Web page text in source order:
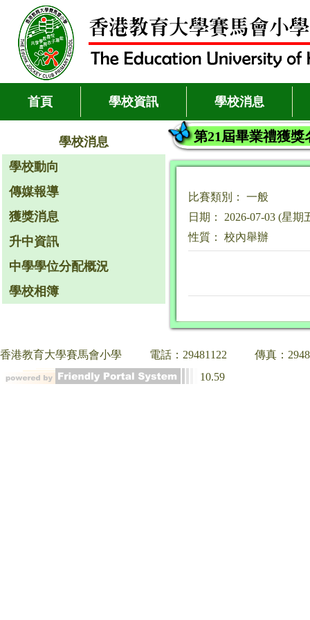
首頁 學校資訊 學校消息
學校消息
學校動向
傳媒報導
獲獎消息
升中資訊
中學學位分配概況
學校相簿
第21屆畢業禮獲獎
比賽類別： 一般
日期： 2026-07-03 (星期
性質： 校內舉辦
香港教育大學賽馬會小學 電話：29481122
傳真：
10.59